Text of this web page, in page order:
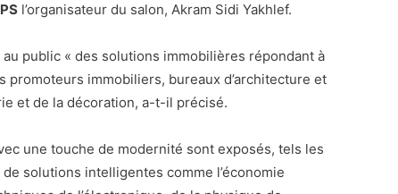
l’organisateur du salon, Akram Sidi Yakhlef.
public « des solutions immobilières répondant à
immobiliers, bureaux d’architecture et
et de la décoration, a-t-il précisé.
une touche de modernité sont exposés, tels les
solutions intelligentes comme l’économie